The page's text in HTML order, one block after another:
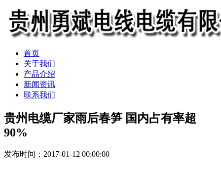
首页
关于我们
产品介绍
新闻资讯
联系我们
贵州电缆厂家雨后春笋 国内占有率超
90%
发布时间：2017-01-12 00:00:00